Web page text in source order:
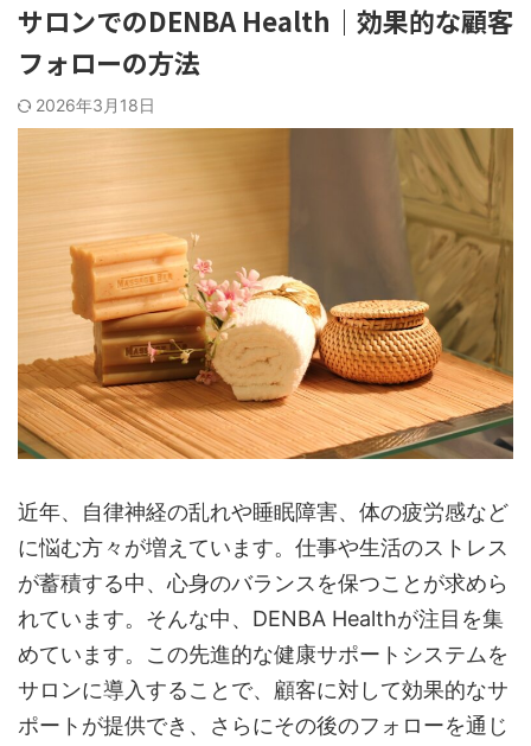
サロンでのDENBA Health｜効果的な顧客
フォローの方法
2026年3月18日
近年、自律神経の乱れや睡眠障害、体の疲労感など
に悩む方々が増えています。仕事や生活のストレス
が蓄積する中、心身のバランスを保つことが求めら
れています。そんな中、DENBA Healthが注目を集
めています。この先進的な健康サポートシステムを
サロンに導入することで、顧客に対して効果的なサ
ポートが提供でき、さらにその後のフォローを通じ